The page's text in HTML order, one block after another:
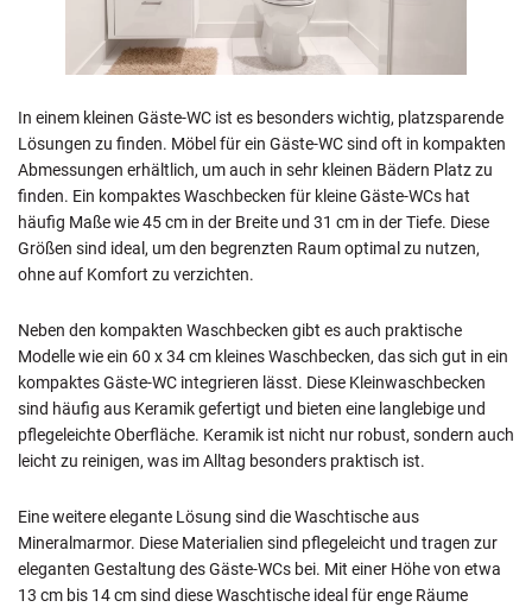
In einem kleinen Gäste-WC ist es besonders wichtig, platzsparende
Lösungen zu finden. Möbel für ein Gäste-WC sind oft in kompakten
Abmessungen erhältlich, um auch in sehr kleinen Bädern Platz zu
finden. Ein kompaktes Waschbecken für kleine Gäste-WCs hat
häufig Maße wie 45 cm in der Breite und 31 cm in der Tiefe. Diese
Größen sind ideal, um den begrenzten Raum optimal zu nutzen,
ohne auf Komfort zu verzichten.
Neben den kompakten Waschbecken gibt es auch praktische
Modelle wie ein 60 x 34 cm kleines Waschbecken, das sich gut in ein
kompaktes Gäste-WC integrieren lässt. Diese Kleinwaschbecken
sind häufig aus Keramik gefertigt und bieten eine langlebige und
pflegeleichte Oberfläche. Keramik ist nicht nur robust, sondern auch
leicht zu reinigen, was im Alltag besonders praktisch ist.
Eine weitere elegante Lösung sind die Waschtische aus
Mineralmarmor. Diese Materialien sind pflegeleicht und tragen zur
eleganten Gestaltung des Gäste-WCs bei. Mit einer Höhe von etwa
13 cm bis 14 cm sind diese Waschtische ideal für enge Räume